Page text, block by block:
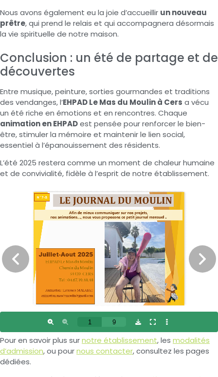
Nous avons également eu la joie d’accueillir un nouveau
prêtre, qui prend le relais et qui accompagnera désormais
la vie spirituelle de notre maison.
Conclusion : un été de partage et de
découvertes
Entre musique, peinture, sorties gourmandes et traditions
des vendanges, l’EHPAD Le Mas du Moulin à Cers a vécu
un été riche en émotions et en rencontres. Chaque
animation en EHPADest pensée pour renforcer le bien-
être, stimuler la mémoire et maintenir le lien social,
essentiel à l’épanouissement des résidents.
L’été 2025 restera comme un moment de chaleur humaine
et de convivialité, fidèle à l’esprit de notre établissement.
Pour en savoir plus surnotre établissement, les modalités
d’admission, ou pournous contacter, consultez les pages
dédiées.